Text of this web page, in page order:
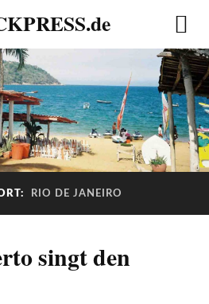
RIO DE JANEIRO
singt den